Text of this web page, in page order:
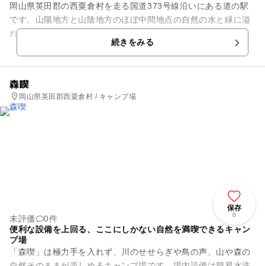
岡山県英田郡の西粟倉村を走る国道373号線沿いにある道の駅
です。山陽地方と山陰地方のほぼ中間地点の自然の水と緑に溢
れるところに位置し、中国地方屈指のラジウム含有量を誇る
「あわくら温泉」に近接して...続きをみる
森喫
岡山県英田郡西粟倉村 / キャンプ場
保存
0
未評価
0件
便利な設備を上回る、ここにしかない自然を満喫できるキャン
プ場
「森喫」は極力手を入れず、川のせせらぎや鳥の声、山や森の